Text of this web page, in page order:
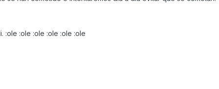
:ole :ole :ole :ole :ole :ole